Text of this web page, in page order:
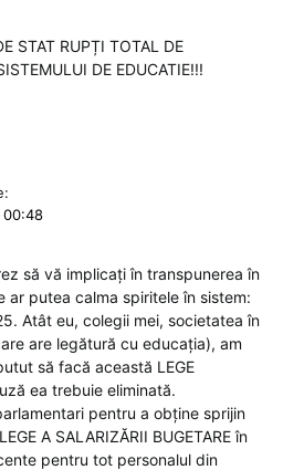
STAT RUPȚI TOTAL DE
DE EDUCATIE!!!
00:48
să vă implicați în transpunerea în
ar putea calma spiritele în sistem:
Atât eu, colegii mei, societatea în
are legătură cu educația), am
să facă această LEGE
ea trebuie eliminată.
pentru a obține sprijin
A SALARIZĂRII BUGETARE în
pentru tot personalul din